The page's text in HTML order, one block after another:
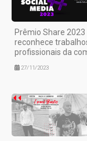
Prêmio Share 2023
reconhece
profissionais da
27/11/2023